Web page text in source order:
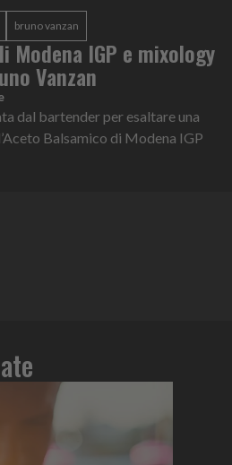
bruno vanzan
Modena IGP e mixology
Vanzan
dal bartender per esaltare una
Balsamico di Modena IGP